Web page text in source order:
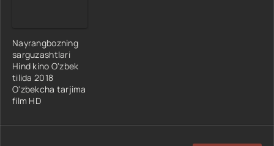
Nayrangbozning
sarguzashtlari
Hind kino O'zbek
tilida 2018
O'zbekcha tarjima
film HD